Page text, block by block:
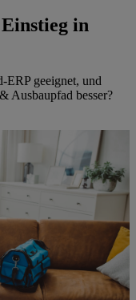
in
ERP geeignet, und
Ausbaupfad besser?